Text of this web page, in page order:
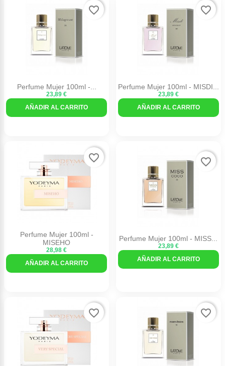
Perfume Mujer 100ml -...
23,89 €
AÑADIR AL CARRITO
favorite_border
Perfume Mujer 100ml - MISDI...
23,89 €
AÑADIR AL CARRITO
favorite_border
Perfume Mujer 100ml -
MISEHO
28,98 €
AÑADIR AL CARRITO
favorite_border
Perfume Mujer 100ml - MISS...
23,89 €
AÑADIR AL CARRITO
favorite_border
favorite_border favorite_border